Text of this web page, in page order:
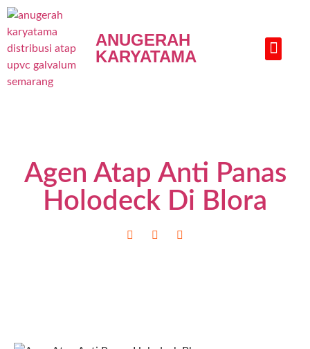
ANUGERAH
KARYATAMA
Agen Atap Anti Panas
Holodeck Di Blora